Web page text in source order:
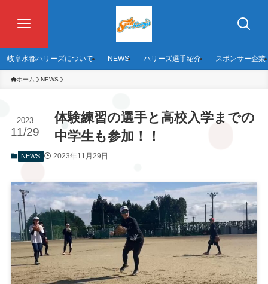
岐阜水都ハリーズについて NEWS ハリーズ選手紹介 スポンサー企業
ホーム NEWS
体験練習の選手と高校入学までの
中学生も参加！！
2023
11/29
NEWS 2023年11月29日